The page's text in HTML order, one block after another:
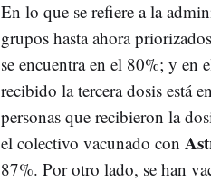
En lo que se refiere a la
grupos hasta ahora
se encuentra en el 80%; y en
recibido la tercera dosis está
personas que recibieron la
el colectivo vacunado con
87%. Por otro lado, se han